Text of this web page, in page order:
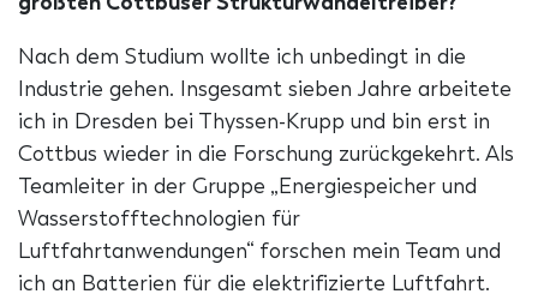
Nach dem Studium wollte ich unbedingt in die
Industrie gehen. Insgesamt sieben Jahre arbeitete
ich in Dresden bei Thyssen-Krupp und bin erst in
Cottbus wieder in die Forschung zurückgekehrt. Als
Teamleiter in der Gruppe „Energiespeicher und
Wasserstofftechnologien für
Luftfahrtanwendungen“ forschen mein Team und
ich an Batterien für die elektrifizierte Luftfahrt.